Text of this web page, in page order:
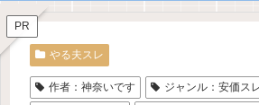
PR
やる夫スレ
作者：神奈いです
ジャンル：安価ス